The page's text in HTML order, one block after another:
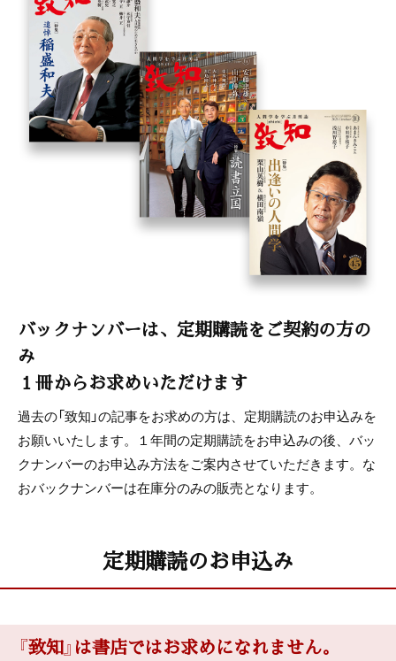
バックナンバーは、定期購読をご契約の方の
み
１冊からお求めいただけます
過去の「致知」の記事をお求めの方は、定期購読のお申込みを
お願いいたします。１年間の定期購読をお申込みの後、バッ
クナンバーのお申込み方法をご案内させていただきます。な
おバックナンバーは在庫分のみの販売となります。
定期購読のお申込み
『致知』は書店ではお求めになれません。